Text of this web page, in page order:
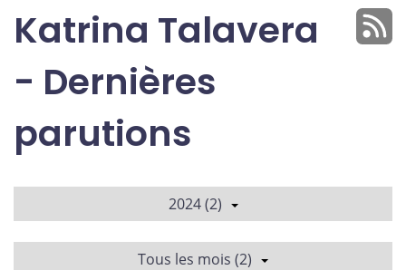
Katrina Talavera
- Dernières
parutions
2024 (2)
Tous les mois (2)